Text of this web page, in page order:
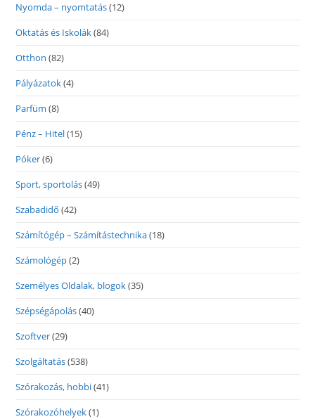
Nyomda – nyomtatás(12)
Oktatás és Iskolák(84)
Otthon (82)
Pályázatok(4)
Parfüm (8)
Pénz – Hitel(15)
Póker(6)
Sport, sportolás(49)
Szabadidő (42)
Számítógép – Számítástechnika(18)
Számológép(2)
Személyes Oldalak, blogok(35)
Szépségápolás(40)
Szoftver(29)
Szolgáltatás(538)
Szórakozás, hobbi(41)
Szórakozóhelyek(1)